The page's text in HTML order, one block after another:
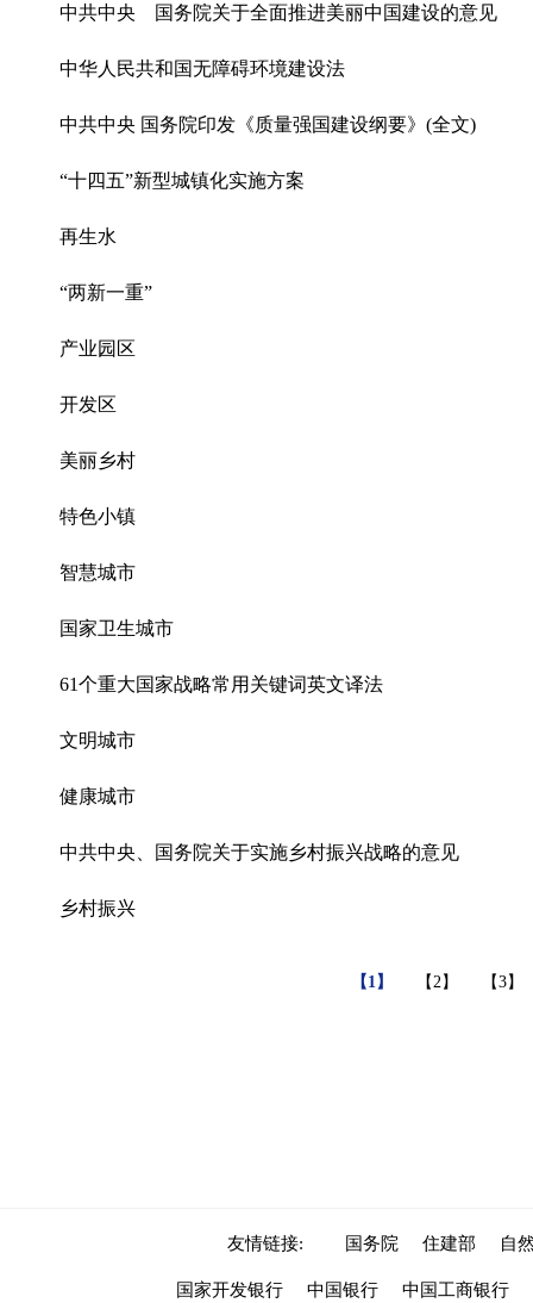
中共中央 国务院关于全面推进美丽中国建设的意见
中华人民共和国无障碍环境建设法
中共中央 国务院印发《质量强国建设纲要》(全文)
“十四五”新型城镇化实施方案
再生水
“两新一重”
产业园区
开发区
美丽乡村
特色小镇
智慧城市
国家卫生城市
61个重大国家战略常用关键词英文译法
文明城市
健康城市
中共中央、国务院关于实施乡村振兴战略的意见
乡村振兴
【1】 【2】 【3】
友情链接: 国务院 住建部 自
国家开发银行 中国银行 中国工商银行